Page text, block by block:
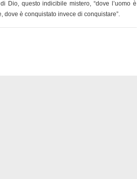
Dio, questo indicibile mistero, “dove l’uomo è
dove è conquistato invece di conquistare”.